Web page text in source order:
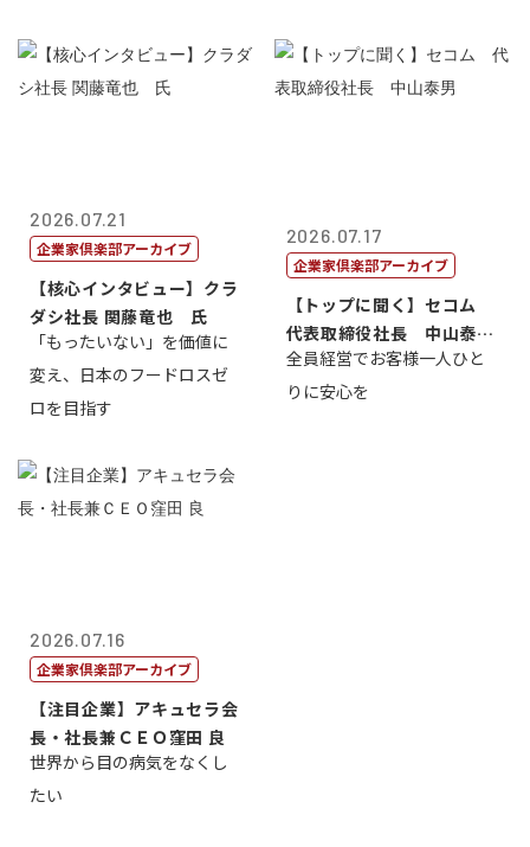
2026.07.21
企業家倶楽部アーカイブ
【核心インタビュー】クラ
ダシ社長 関藤竜也 氏
「もったいない」を価値に
変え、日本のフードロスゼ
ロを目指す
2026.07.17
企業家倶楽部アーカイブ
【トップに聞く】セコム
代表取締役社長 中山泰
男
全員経営でお客様一人ひと
りに安心を
2026.07.16
企業家倶楽部アーカイブ
【注目企業】アキュセラ会
長・社長兼ＣＥＯ窪田 良
世界から目の病気をなくし
たい